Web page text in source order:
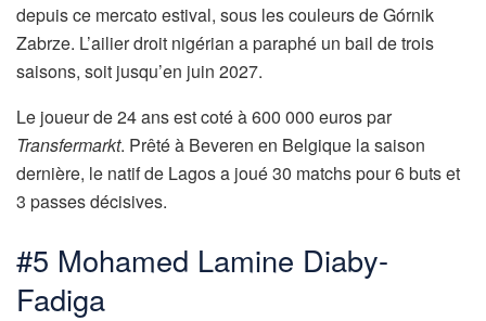
depuis ce mercato estival, sous les couleurs de Górnik
Zabrze. L’ailier droit nigérian a paraphé un bail de trois
saisons, soit jusqu’en juin 2027.
Le joueur de 24 ans est coté à 600 000 euros par
Transfermarkt. Prêté à Beveren en Belgique la saison
dernière, le natif de Lagos a joué 30 matchs pour 6 buts et
3 passes décisives.
#5 Mohamed Lamine Diaby-
Fadiga